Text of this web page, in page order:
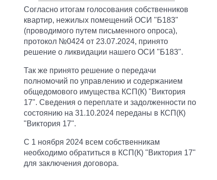
Согласно итогам голосования собственников
квартир, нежилых помещений ОСИ "Б183"
(проводимого путем письменного опроса),
протокол №0424 от 23.07.2024, принято
решение о ликвидации нашего ОСИ "Б183".
Так же принято решение о передачи
полномочий по управлению и содержанием
общедомового имущества КСП(К) "Виктория
17". Сведения о переплате и задолженности по
состоянию на 31.10.2024 переданы в КСП(К)
"Виктория 17".
С 1 ноября 2024 всем собственникам
необходимо обратиться в КСП(К) "Виктория 17"
для заключения договора.